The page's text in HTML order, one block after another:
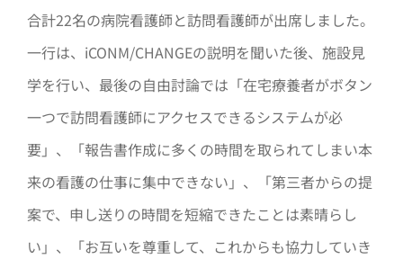
合計22名の病院看護師と訪問看護師が出席しました。
一行は、iCONM/CHANGEの説明を聞いた後、施設見
学を行い、最後の自由討論では「在宅療養者がボタン
一つで訪問看護師にアクセスできるシステムが必
要」、「報告書作成に多くの時間を取られてしまい本
来の看護の仕事に集中できない」、「第三者からの提
案で、申し送りの時間を短縮できたことは素晴らし
い」、「お互いを尊重して、これからも協力していき